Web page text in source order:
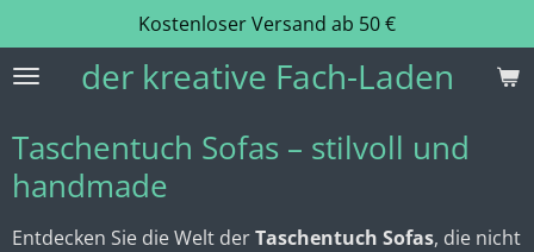
Hauptinhalt
springender kreative Fach-Laden
Kostenloser Versand ab 50 €
Taschentuch Sofas – stilvoll und
handmade
Entdecken Sie die Welt derTaschentuch Sofas, die nicht